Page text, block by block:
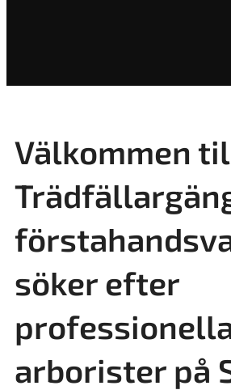
Välkommen
söker efter
arborister på